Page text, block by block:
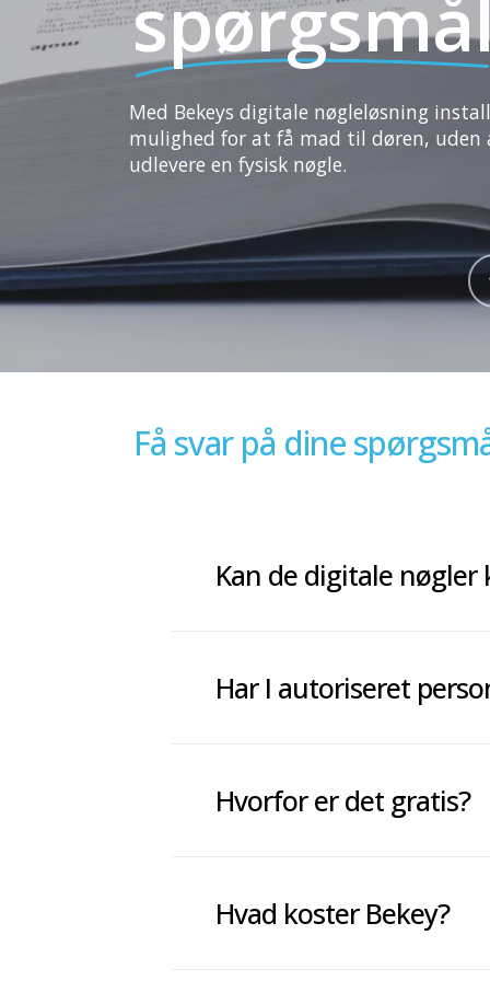
Med Bekeys digitale nøgleløsning
mulighed for at få mad til døren, uden
udlevere en fysisk nøgle.
Få svar på dine
Kan de digitale nøgler
De digitale nøgler er
Har I autoriseret
låsesmede eller elektrikere.
Hvorfor er det gratis?
Bekey er gratis for
en opgang ved hjælp af Bekey.
Hvad koster Bekey?